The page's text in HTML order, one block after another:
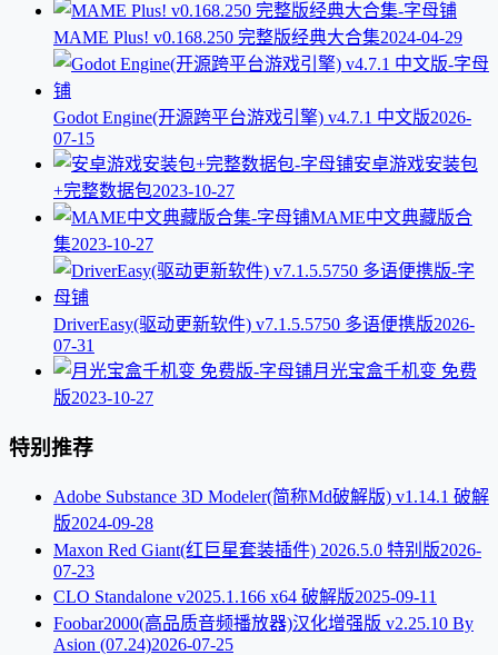
MAME Plus! v0.168.250 完整版经典大合集2024-04-29
Godot Engine(开源跨平台游戏引擎) v4.7.1 中文版2026-
07-15
安卓游戏安装包
+完整数据包2023-10-27
MAME中文典藏版合
集2023-10-27
DriverEasy(驱动更新软件) v7.1.5.5750 多语便携版2026-
07-31
月光宝盒千机变 免费
版2023-10-27
特别推荐
Adobe Substance 3D Modeler(简称Md破解版) v1.14.1 破解
版2024-09-28
Maxon Red Giant(红巨星套装插件) 2026.5.0 特别版2026-
07-23
CLO Standalone v2025.1.166 x64 破解版2025-09-11
Foobar2000(高品质音频播放器)汉化增强版 v2.25.10 By
Asion (07.24)2026-07-25